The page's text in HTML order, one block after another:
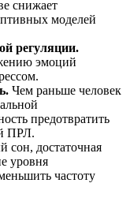
снижает
моделей
регуляции.
эмоций
Чем раньше человек
предотвратить
ПРЛ.
сон, достаточная
уровня
частоту